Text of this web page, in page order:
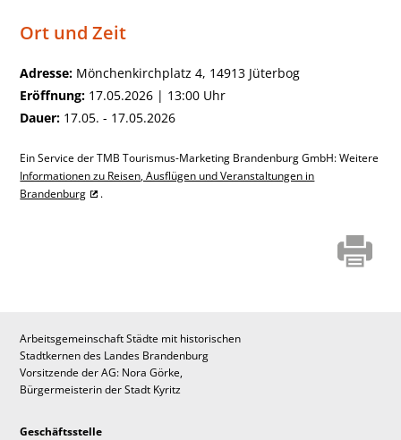
Ort und Zeit
Adresse: Mönchenkirchplatz 4, 14913 Jüterbog
Eröffnung: 17.05.2026 | 13:00 Uhr
Dauer: 17.05. - 17.05.2026
Ein Service der TMB Tourismus-Marketing Brandenburg GmbH: Weitere
Informationen zu Reisen, Ausflügen und Veranstaltungen in
Brandenburg
.
Arbeitsgemeinschaft Städte mit historischen
Stadtkernen des Landes Brandenburg
Vorsitzende der AG: Nora Görke,
Bürgermeisterin der Stadt Kyritz
Geschäftsstelle